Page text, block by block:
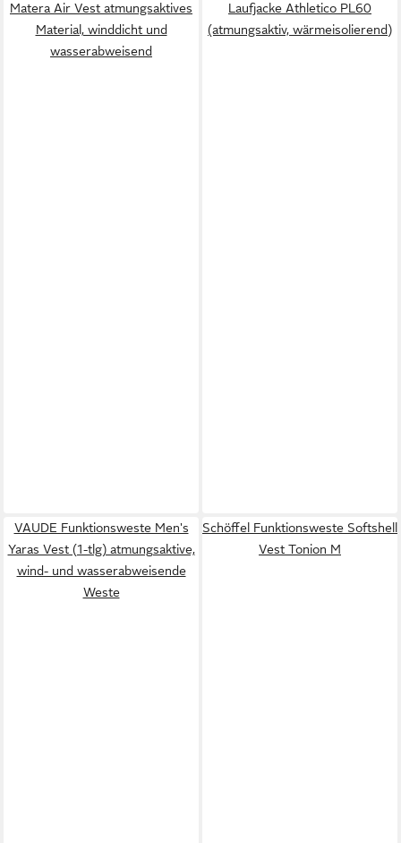
Matera Air Vest atmungsaktives
Material, winddicht und
wasserabweisend
Laufjacke Athletico PL60
(atmungsaktiv, wärmeisolierend)
VAUDE Funktionsweste Men's
Yaras Vest (1-tlg) atmungsaktive,
wind- und wasserabweisende
Weste
Schöffel Funktionsweste Softshell
Vest Tonion M